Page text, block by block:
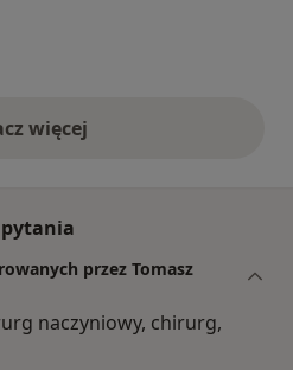
więcej
opinie powyżej
przez Tomasz
naczyniowy, chirurg,